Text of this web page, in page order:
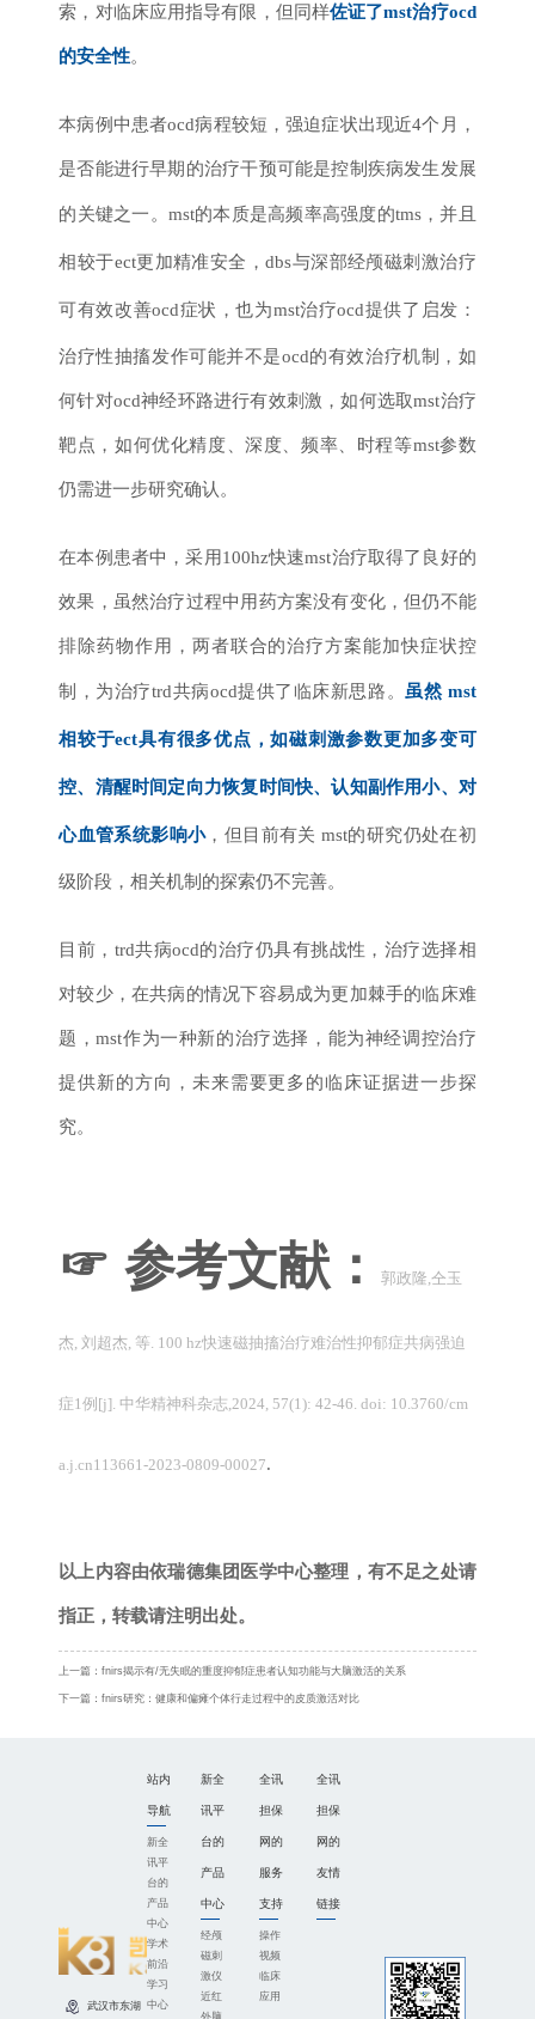
索，对临床应用指导有限，但同样佐证了mst治疗ocd
的安全性。
本病例中患者ocd病程较短，强迫症状出现近4个月，
是否能进行早期的治疗干预可能是控制疾病发生发展
的关键之一。 mst的本质是高频率高强度的tms，并且
相较于ect更加精准安全，dbs与深部经颅磁刺激治疗
可有效改善ocd症状，也为mst治疗ocd提供了启发 ：
治疗性抽搐发作可能并不是ocd的有效治疗机制，如
何针对ocd神经环路进行有效刺激，如何选取mst治疗
靶点，如何优化精度、深度、频率、时程等mst参数
仍需进一步研究确认。
在本例患者中，采用100hz快速mst治疗取得了良好的
效果，虽然治疗过程中用药方案没有变化，但仍不能
排除药物作用，两者联合的治疗方案能加快症状控
制，为治疗trd共病ocd提供了临床新思路。 虽然 mst
相较于ect具有很多优点，如磁刺激参数更加多变可
控、清醒时间定向力恢复时间快、认知副作用小、对
心血管系统影响小，但目前有关 mst的研究仍处在初
级阶段，相关机制的探索仍不完善。
目前，trd共病ocd的治疗仍具有挑战性，治疗选择相
对较少，在共病的情况下容易成为更加棘手的临床难
题，mst作为一种新的治疗选择，能为神经调控治疗
提供新的方向，未来需要更多的临床证据进一步探
究。
☞ 参考文献：郭政隆,仝玉
杰, 刘超杰, 等. 100 hz快速磁抽搐治疗难治性抑郁症共病强迫
症1例[j]. 中华精神科杂志,2024, 57(1): 42-46. doi: 10.3760/cm
a.j.cn113661-2023-0809-00027.
以上内容由依瑞德集团医学中心整理，有不足之处请
指正，转载请注明出处。
上一篇：fnirs揭示有/无失眠的重度抑郁症患者认知功能与大脑激活的关系
下一篇：fnirs研究：健康和偏瘫个体行走过程中的皮质激活对比
武汉市东湖
站内
导航
新全
讯平
台的
产品
中心
学术
前沿
学习
中心
新全
讯平
台的
产品
中心
经颅
磁刺
激仪
近红
全讯
担保
网的
服务
支持
操作
视频
临床
应用
全讯
担保
网的
友情
链接